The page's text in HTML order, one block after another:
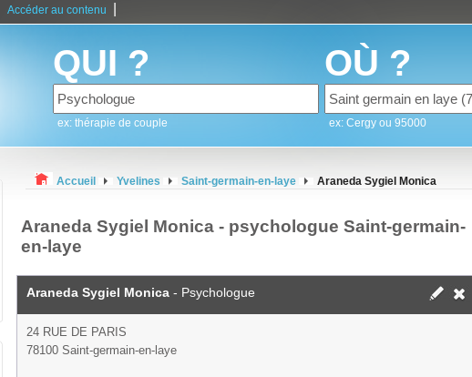
Accéder au contenu
QUI ?
ex: thérapie de couple
OÙ ?
ex: Cergy ou 95000
Accueil Yvelines Saint-germain-en-laye Araneda Sygiel Monica
Araneda Sygiel Monica - psychologue Saint-germain-
en-laye
Araneda Sygiel Monica - Psychologue
24 RUE DE PARIS
78100 Saint-germain-en-laye